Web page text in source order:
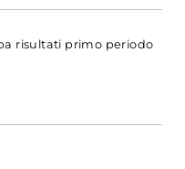
risultati primo periodo